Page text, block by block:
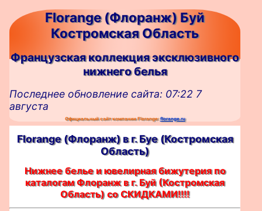
Florange (Флоранж) Буй
Костромская Область
Французская коллекция эксклюзивного
нижнего белья
Последнее обновление сайта: 07:22 7
августа
Официальный сайт компании Florange:florange.ru
Florange (Флоранж) в г. Буe (Костромская
Область)
Нижнее белье и ювелирная бижутерия по
каталогам Флоранж в г. Буй (Костромская
Область) со СКИДКАМИ!!!!